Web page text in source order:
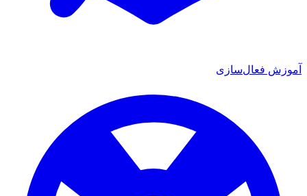
آموزش فعال‌سازی